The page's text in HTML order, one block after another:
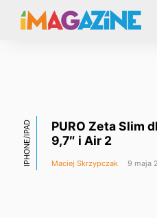
IPHONE/IPAD
PURO Zeta Slim
9,7″ i Air 2
Maciej Skrzypczak 9 maja